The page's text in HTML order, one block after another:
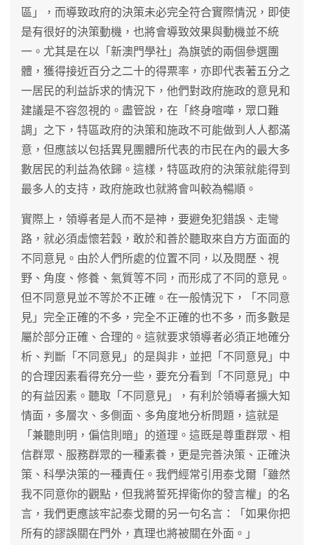
區」，而導致政府的決策未必完全符合實際情況，即使
是有很好的決策動機，也將會導致效果與動機並不統
一。尤其是在以「新澳門學社」為旗號的兩個參選團
體，獲得接近百分之二十的得票率，亦即代表著五分之
一居民的利益訴求的情況下，他們對政府施政的意見和
建議是不容忽視的。盡管說，在「終身喧嘩，眾口難
調」之下，特區政府的決策和施政不可能做到人人都滿
意，但應該以包括異見團體所代表的市民在內的最大多
數居民的利益為依歸。這樣，特區政府的決策就能得到
最多人的支持，政府施政也就將會叫較為暢順。
實際上，領導者是人而不是神，要避免犯錯誤、走彎
路，就必須虛懷若穀，敢於和善於聽取來自方方面面的
不同意見。由於人們所處的位置不同，以及閱歷、視
野、角度、修養、氣質等不同，而形成了不同的意見。
但不同意見並不等於不正確。在一般情況下，「不同意
見」完全正確的不多，完全不正確的也不多，而多數是
屬於部分正確、合理的。這就要求領導者必須正地確分
析、判斷「不同意見」的是與非，並把「不同意見」中
的合理因素看得充分一些，要充分看到「不同意見」中
的有益因素。聽取「不同意見」，有利於領導者擴大知
情面，多層次、多側面、多角度地分析問題，這就是
「兼聽則明，偏信則暗」的道理。這既是尊重群眾、相
信群眾、服務群眾的一種素養，更是完善決策、正確決
策、科學決策的一種責任。我們經常引用泰戈爾「雖然
我不同意你的觀點，但我將誓死捍衛你的發言權」的名
言，我們更應該牢記泰戈爾的另一句名言：「如果你把
所有的謬誤關在門外，真理也將被關在外面。」